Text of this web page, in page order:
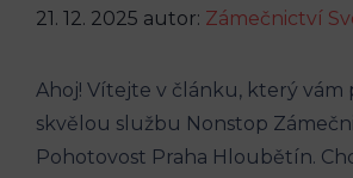
21. 12. 2025 autor: Zámečnictví
Ahoj! Vítejte v článku, který vám
skvělou službu Nonstop
Pohotovost Praha Hloubětín.